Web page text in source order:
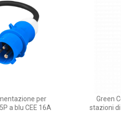
per
a blu CEE 16A
Green
stazioni